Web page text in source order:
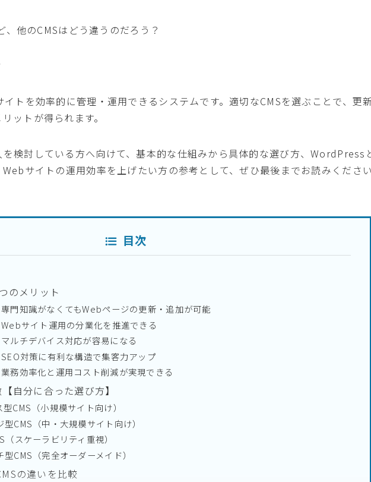
他のCMSはどう違うのだろう？
トを効率的に管理・運用できるシステムです。適切なCMSを選ぶことで、更
ットが得られます。
検討している方へ向けて、基本的な仕組みから具体的な選び方、WordPress
サイトの運用効率を上げたい方の参考として、ぜひ最後までお読みください
目次
のメリット
専門知識がなくてもWebページの更新・追加が可能
Webサイト運用の分業化を推進できる
マルチデバイス対応が容易になる
SEO対策に有利な構造で集客力アップ
業務効率化と運用コスト削減が実現できる
自分に合った選び方】
CMS（小規模サイト向け）
CMS（中・大規模サイト向け）
（スケーラビリティ重視）
CMS（完全オーダーメイド）
の違いを比較